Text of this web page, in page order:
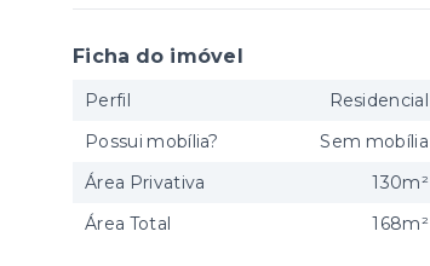
Ficha do imóvel
Perfil
Residencial
Possui mobília?
Sem mobília
Área Privativa
130m²
Área Total
168m²